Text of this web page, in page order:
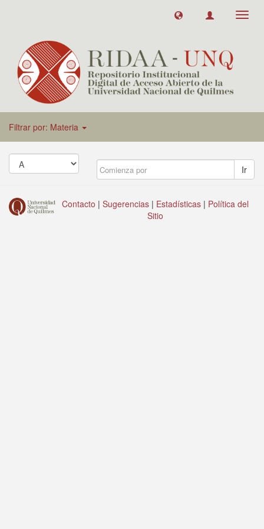
Filtrar por: Materia
Ir
Contacto | Sugerencias | Estadísticas | Política del
Sitio